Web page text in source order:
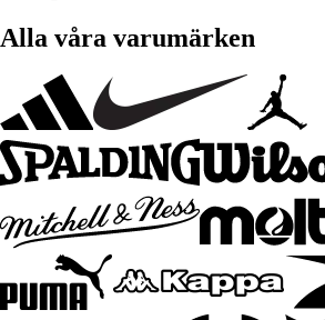
Alla våra varumärken